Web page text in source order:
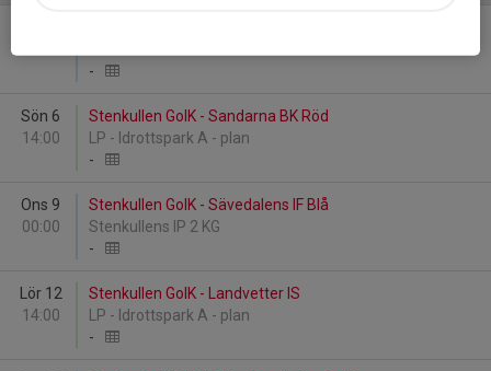
-
Sön 6
14:00
Stenkullen GoIK - Sandarna BK Röd
LP - Idrottspark A - plan
-
Ons 9
00:00
Stenkullen GoIK - Sävedalens IF Blå
Stenkullens IP 2 KG
-
Lör 12
14:00
Stenkullen GoIK - Landvetter IS
LP - Idrottspark A - plan
-